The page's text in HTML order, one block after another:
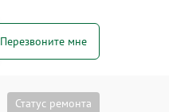
Перезвоните мне
Статус ремонта